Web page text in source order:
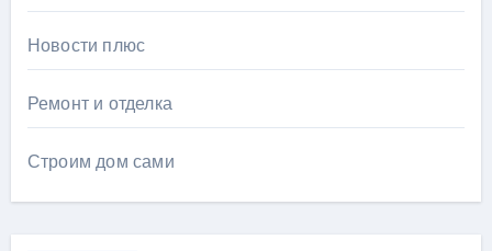
Новости плюс
Ремонт и отделка
Строим дом сами